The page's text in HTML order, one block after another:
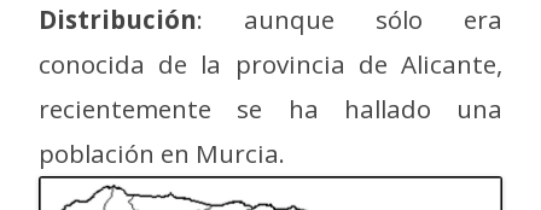
Distribución: aunque sólo era
conocida de la provincia de Alicante,
recientemente se ha hallado una
población en Murcia.